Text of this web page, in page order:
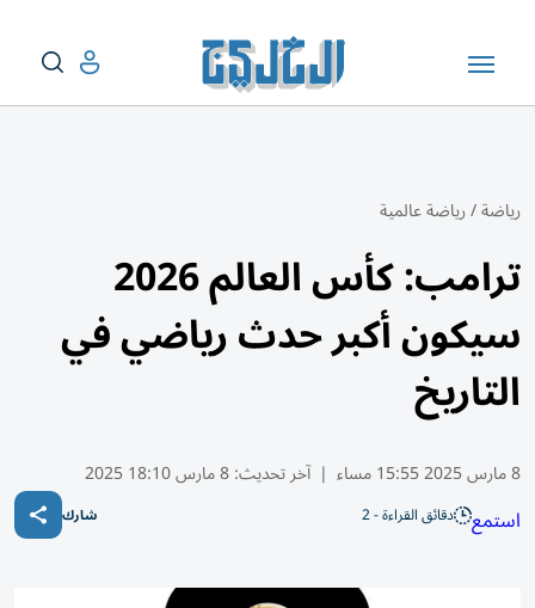
رياضة/رياضة عالمية
ترامب: كأس العالم 2026
سيكون أكبر حدث رياضي في
التاريخ
8 مارس 2025 15:55 مساء | آخر تحديث:8 مارس 18:10 2025
استمع دقائق القراءة - 2 شارك